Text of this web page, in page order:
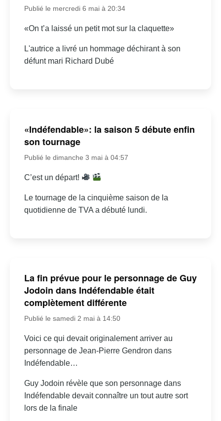
Publié le mercredi 6 mai à 20:34
«On t’a laissé un petit mot sur la claquette»
L'autrice a livré un hommage déchirant à son
défunt mari Richard Dubé
«Indéfendable»: la saison 5 débute enfin
son tournage
Publié le dimanche 3 mai à 04:57
C’est un départ!
Le tournage de la cinquième saison de la
quotidienne de TVA a débuté lundi.
La fin prévue pour le personnage de Guy
Jodoin dans Indéfendable était
complètement différente
Publié le samedi 2 mai à 14:50
Voici ce qui devait originalement arriver au
personnage de Jean-Pierre Gendron dans
Indéfendable…
Guy Jodoin révèle que son personnage dans
Indéfendable devait connaître un tout autre sort
lors de la finale